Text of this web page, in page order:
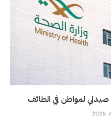
صيدلي لمواطن في الطائف